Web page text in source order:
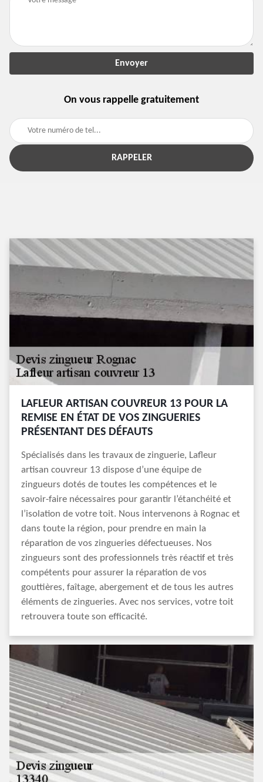
On vous rappelle gratuitement
LAFLEUR ARTISAN COUVREUR 13 POUR LA
REMISE EN ÉTAT DE VOS ZINGUERIES
PRÉSENTANT DES DÉFAUTS
Spécialisés dans les travaux de zinguerie, Lafleur
artisan couvreur 13 dispose d’une équipe de
zingueurs dotés de toutes les compétences et le
savoir-faire nécessaires pour garantir l’étanchéité et
l’isolation de votre toit. Nous intervenons à Rognac et
dans toute la région, pour prendre en main la
réparation de vos zingueries défectueuses. Nos
zingueurs sont des professionnels très réactif et très
compétents pour assurer la réparation de vos
gouttières, faîtage, abergement et de tous les autres
éléments de zingueries. Avec nos services, votre toit
retrouvera toute son efficacité.